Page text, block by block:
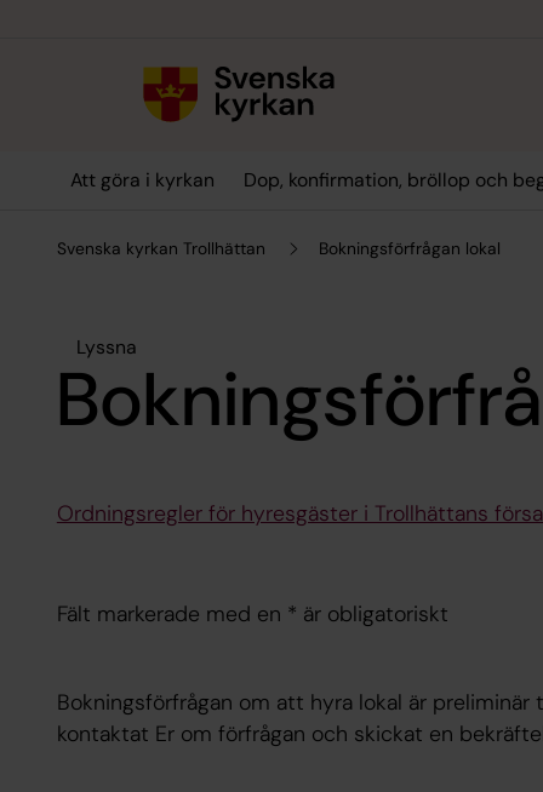
Att göra i kyrkan Dop, konfirmation, bröllop och
Svenska kyrkan Trollhättan Bokningsförfrågan lokal
Lyssna
Ordningsregler för hyresgäster i Trollhättans
Fält markerade med en * är obligatoriskt
Bokningsförfrågan om att hyra lokal är
kontaktat Er om förfrågan och skickat en